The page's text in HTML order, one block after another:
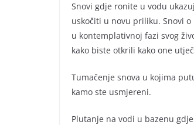
Snovi gdje ronite u vodu
uskočiti u novu priliku. Snovi
u kontemplativnoj fazi svog
kako biste otkrili kako one
Tumačenje snova u kojima
kamo ste usmjereni.
Plutanje na vodi u bazenu